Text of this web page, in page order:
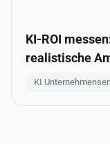
KI-ROI
realistische
KI